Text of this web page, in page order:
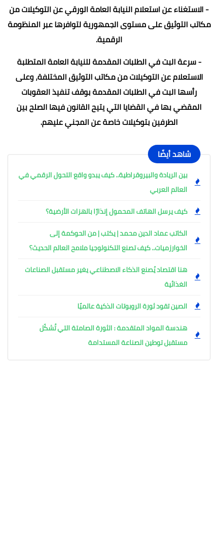
- الاستغناء عن استعلام النيابة العامة الورقي عن التوكيلات من
مكاتب التوثيق على مستوى الجمهورية لتوافرها عبر المنظومة
الرقمية.
- سرعة البت في الطلبات المقدمة للنيابة العامة المتطلبة
الاستعلام عن التوكيلات من مكاتب التوثيق المختلفة، وعلى
رأسها البت في الطلبات المقدمة بوقف تنفيذ العقوبات
المقضي بها في القضايا التي يتيح القانون فيها الصلح بين
الطرفين بتوكيلات خاصة عن المجني عليهم.
شاهد أيضًا
بين الريادة والبيروقراطية.. كيف يبدو واقع التحول الرقمي في
العالم العربي
كيف يرسل الهاتف المحمول إنذارًا بالهزات الأرضية؟
الكاتب عماد الدين محمد | يكتب | من الحوكمة إلى
الخوارزميات.. كيف تصنع التكنولوجيا ملامح العالم الحديث؟
هنا اقتصاد يُصنع الذكاء الاصطناعي يغير مستقبل الصناعات
الغذائية
الصين تقود ثورة الروبوتات الذكية عالميًا
هندسة المواد المتقدمة : الثورة الصامتة التي تُشكّل
مستقبل توطين الصناعة المستدامة